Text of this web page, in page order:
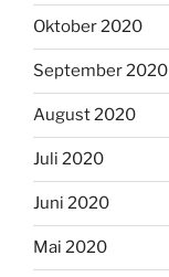
Oktober 2020
September 2020
August 2020
Juli 2020
Juni 2020
Mai 2020